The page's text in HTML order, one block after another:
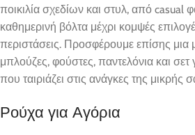
ποικιλία σχεδίων και στυλ, από casual
καθημερινή βόλτα μέχρι κομψές
περιστάσεις. Προσφέρουμε επίσης μια
μπλούζες, φούστες, παντελόνια και σετ
που ταιριάζει στις ανάγκες της μικρής
Ρούχα για Αγόρια